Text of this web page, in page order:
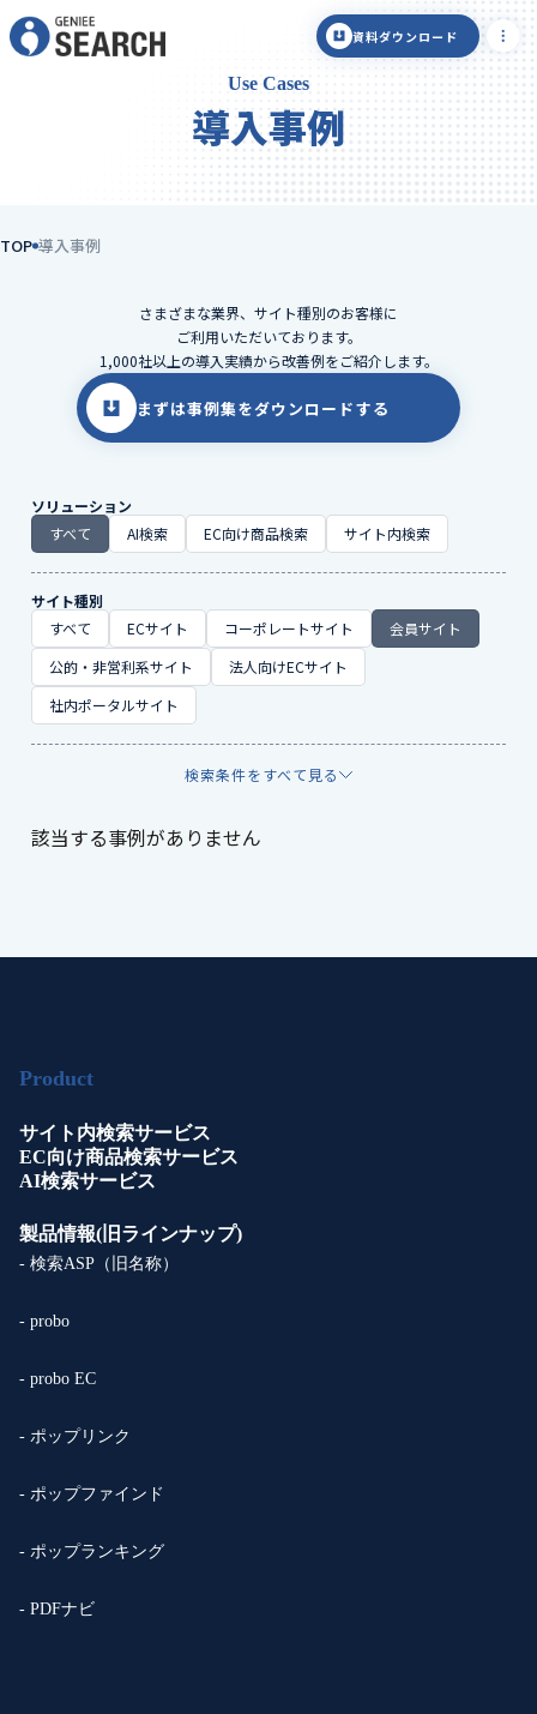
資料ダウンロード
Use Cases
導入事例
TOP 導入事例
さまざまな業界、サイト種別のお客様に
ご利用いただいております。
1,000社以上の導入実績から改善例をご紹介します。
まずは事例集をダウンロードする
ソリューション
すべて
AI検索 EC向け商品検索 サイト内検索
サイト種別
すべて
ECサイト コーポレートサイト
会員サイト
公的・非営利系サイト
法人向けECサイト
社内ポータルサイト
検索条件をすべて見る
該当する事例がありません
Product
サイト内検索サービス
EC向け商品検索サービス
AI検索サービス
製品情報(旧ラインナップ)
- 検索ASP（旧名称）
- probo
- probo EC
- ポップリンク
- ポップファインド
- ポップランキング
- PDFナビ